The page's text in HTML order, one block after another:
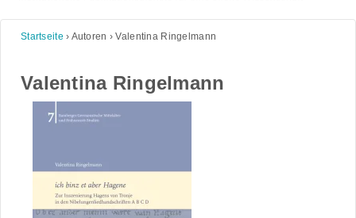
Startseite › Autoren ›Valentina Ringelmann
Valentina Ringelmann